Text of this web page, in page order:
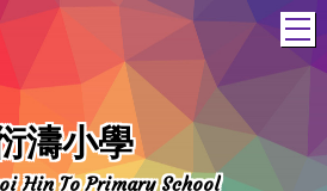
濤小學
Hin To Primary School